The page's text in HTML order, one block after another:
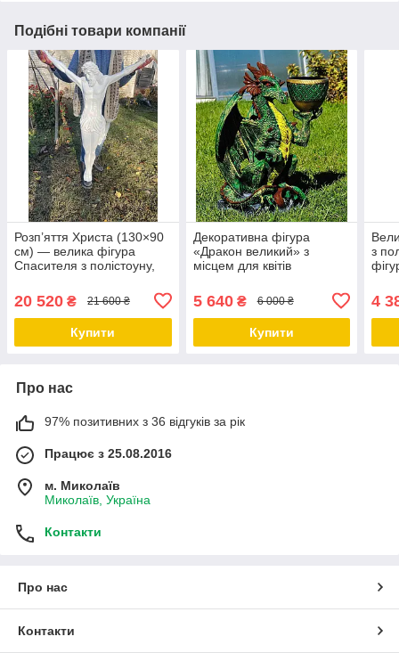
Подібні товари компанії
Розп’яття Христа (130×90
см) — велика фігура
Спасителя з полістоуну,
20 520 ₴ 21 600 ₴
Купити
Декоративна фігура
«Дракон великий» з
місцем для квітів
5 640₴ 6 000 ₴
Купити
з
4
Про нас
97% позитивних з 36 відгуків за рік
Працює з 25.08.2016
м. Миколаїв
Миколаїв, Україна
Контакти
Про нас
Контакти